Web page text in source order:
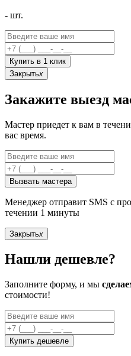
- шт.
Купить в 1 клик
Закрытьx
Закажите выезд
Мастер приедет к вам в
вас время.
Вызвать мастера
Менеджер отправит SMS с
течении 1 минуты
Закрытьx
Нашли дешевле?
Заполните форму, и мы
стоимости!
Купить дешевле